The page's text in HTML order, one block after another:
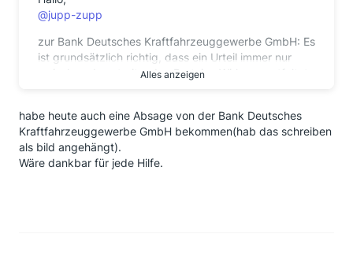
@jupp-zupp
zur Bank Deutsches Kraftfahrzeuggewerbe GmbH: Es
ist grundsätzlich richtig, dass ein Urteil immer nur
zwischen den streitenden Parteien Wirkung entfaltet
Kreditbearbeitungsgebühren übertragen werden. Ein
Amtsgericht wird dieses Urteil dann in einem
vergleichbaren Fall auch anwenden. Da das den
Banken klar ist, zahlen viele - es macht ja keinen
Alles anzeigen
habe heute auch eine Absage von der Bank Deutsches
Kraftfahrzeuggewerbe GmbH bekommen(hab das schreiben
als bild angehängt).
Wäre dankbar für jede Hilfe.